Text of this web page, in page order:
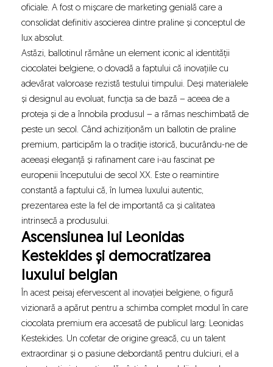
oficiale. A fost o mișcare de marketing genială care a
consolidat definitiv asocierea dintre praline și conceptul de
lux absolut.
Astăzi, ballotinul rămâne un element iconic al identității
ciocolatei belgiene, o dovadă a faptului că inovațiile cu
adevărat valoroase rezistă testului timpului. Deși materialele
și designul au evoluat, funcția sa de bază – aceea de a
proteja și de a înnobila produsul – a rămas neschimbată de
peste un secol. Când achiziționăm un ballotin de praline
premium, participăm la o tradiție istorică, bucurându-ne de
aceeași eleganță și rafinament care i-au fascinat pe
europenii începutului de secol XX. Este o reamintire
constantă a faptului că, în lumea luxului autentic,
prezentarea este la fel de importantă ca și calitatea
intrinsecă a produsului.
Ascensiunea lui Leonidas
Kestekides și democratizarea
luxului belgian
În acest peisaj efervescent al inovației belgiene, o figură
vizionară a apărut pentru a schimba complet modul în care
ciocolata premium era accesată de publicul larg: Leonidas
Kestekides. Un cofetar de origine greacă, cu un talent
extraordinar și o pasiune debordantă pentru dulciuri, el a